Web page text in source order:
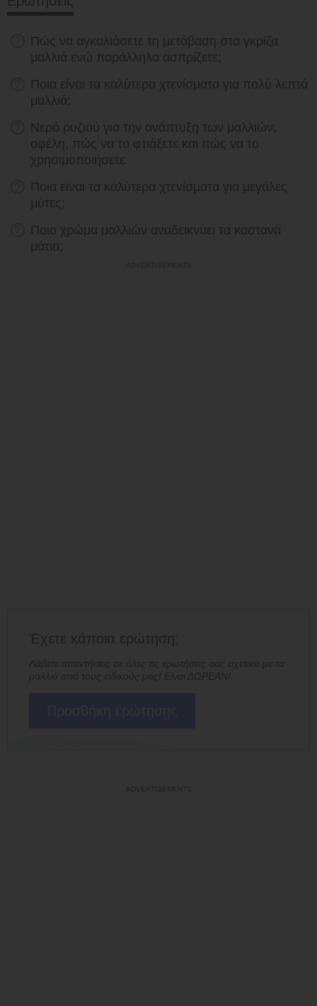
Πώς να αγκαλιάσετε τη μετάβαση στα γκρίζα
μαλλιά ενώ παράλληλα ασπρίζετε;
Ποια είναι τα καλύτερα χτενίσματα για πολύ λεπτά
μαλλιά;
Νερό ρυζιού για την ανάπτυξη των μαλλιών:
οφέλη, πώς να το φτιάξετε και πώς να το
χρησιμοποιήσετε
Ποια είναι τα καλύτερα χτενίσματα για μεγάλες
μύτες;
Ποιο χρώμα μαλλιών αναδεικνύει τα καστανά
μάτια;
Έχετε κάποια ερώτηση;
Λάβετε απαντήσεις σε όλες τις ερωτήσεις σας σχετικά με τα
μαλλιά από τους ειδικούς μας! Είναι ΔΩΡΕΑΝ!